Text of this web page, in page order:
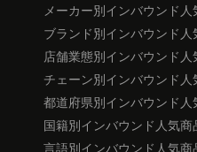
メーカー別インバウンド
ブランド別インバウンド
店舗業態別インバウンド
チェーン別インバウンド
都道府県別インバウンド
国籍別インバウンド人気
言語別インバウンド人気商